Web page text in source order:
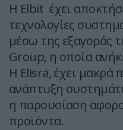
Η Elbit έχει
τεχνολογίες
μέσω της εξαγοράς
Group, η οποία
Η Elisra, έχει μακρά
ανάπτυξη
η παρουσίαση
προϊόντα.